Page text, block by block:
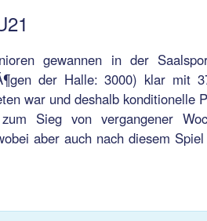
gewannen in der
der Halle: 3000) klar mit
war und deshalb konditionelle
Sieg von vergangener
aber auch nach diesem